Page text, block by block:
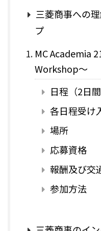
三菱商事への
プ
MC Academia
Workshop～
日程（2日間
各日程受け
場所
応募資格
報酬及び交
参加方法